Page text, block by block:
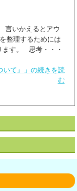
いかえるとアウ
整理するためには
ます。 思考・・・
いて』」の続きを読
む